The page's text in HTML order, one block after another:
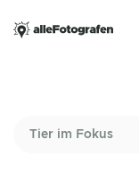
Tier im Fokus